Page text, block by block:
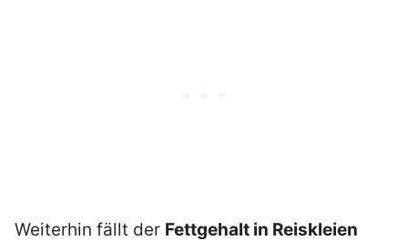
Weiterhin fällt der Fettgehalt in Reiskleien